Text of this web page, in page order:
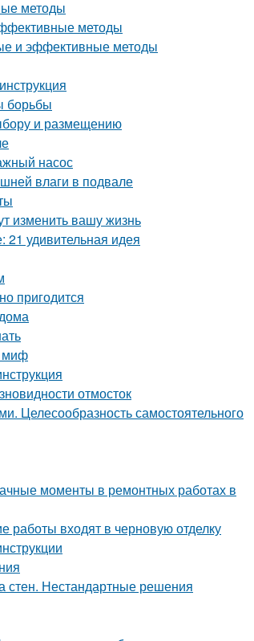
методы
методы
и эффективные методы
борьбы
и размещению
насос
влаги в подвале
изменить вашу жизнь
21 удивительная идея
пригодится
миф
отмосток
Целесообразность самостоятельного
моменты в ремонтных работах в
работы входят в черновую отделку
стен. Нестандартные решения